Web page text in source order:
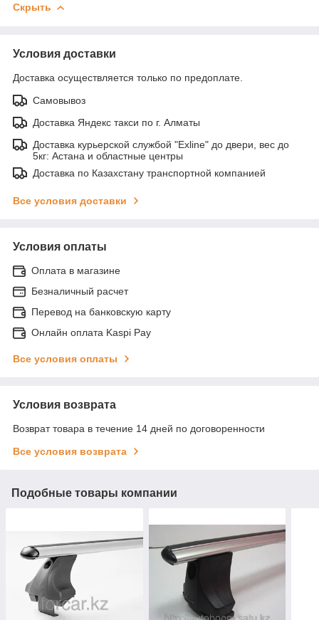
Скрыть
Условия доставки
Доставка осуществляется только по предоплате.
Самовывоз
Доставка Яндекс такси по г. Алматы
Доставка курьерской службой "Exline" до двери, вес до
5кг: Астана и областные центры
Доставка по Казахстану транспортной компанией
Все условия доставки
Условия оплаты
Оплата в магазине
Безналичный расчет
Перевод на банковскую карту
Онлайн оплата Kaspi Pay
Все условия оплаты
Условия возврата
Возврат товара в течение 14 дней по договоренности
Все условия возврата
Подобные товары компании